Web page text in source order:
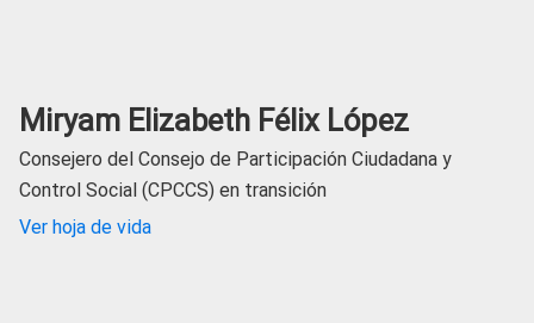
Miryam Elizabeth Félix López
Consejero del Consejo de Participación Ciudadana y
Control Social (CPCCS) en transición
Ver hoja de vida